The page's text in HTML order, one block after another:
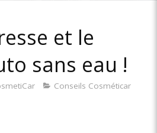
et le
sans eau !
Conseils Cosméticar